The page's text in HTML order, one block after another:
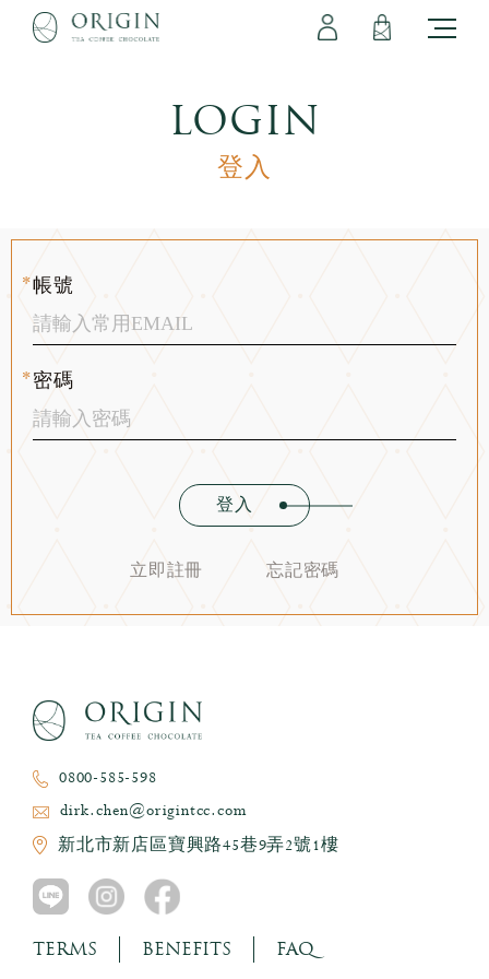
LOGIN
登入
帳號
密碼
登入
立即註冊 忘記密碼
0800-585-598
dirk.chen@origintcc.com
新北市新店區寶興路45巷9弄2號1樓
TERMS BENEFITS FAQ